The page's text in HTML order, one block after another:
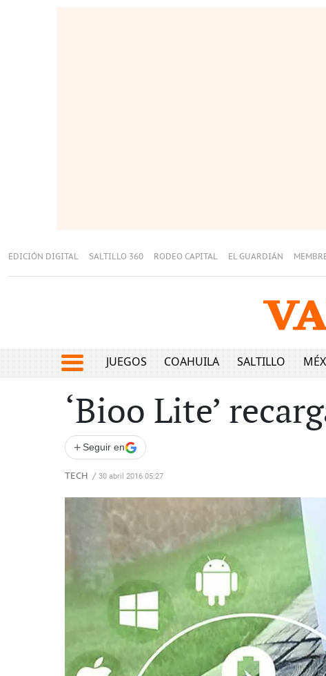
EDICIÓN DIGITAL SALTILLO 360 RODEO CAPITAL EL GUARDIÁN
JUEGOS COAHUILA SALTILLO
‘Bioo Lite’
+ Seguir en
TECH / 30 abril 2016 05:27